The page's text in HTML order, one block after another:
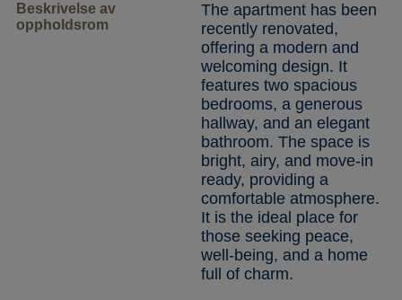
Beskrivelse av
oppholdsrom
The apartment has been
recently renovated,
offering a modern and
welcoming design. It
features two spacious
bedrooms, a generous
hallway, and an elegant
bathroom. The space is
bright, airy, and move-in
ready, providing a
comfortable atmosphere.
It is the ideal place for
those seeking peace,
well-being, and a home
full of charm.